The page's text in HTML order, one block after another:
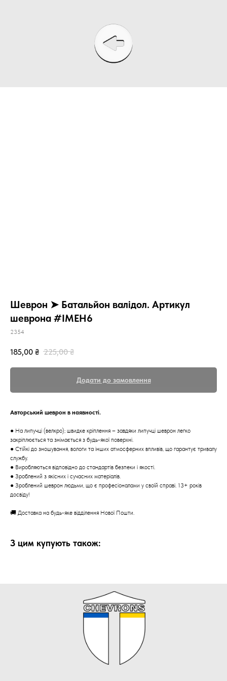
Шеврон ➤ Батальйон валідол. Артикул
шеврона #ІМЕН6
2354
185,00 ₴ 225,00 ₴
Додати до замовлення
Авторський шеврон в наявності.
● На липучці (велкро); швидке кріплення – завдяки липучці шеврон легко
закріплюється та знімається з будь-якої поверхні.
● Стійкі до зношування, вологи та інших атмосферних впливів, що гарантує тривалу
службу.
● Виробляються відповідно до стандартів безпеки і якості.
● Зроблений з якісних і сучасних матеріалів.
● Зроблений шеврон людьми, що є професіоналами у своїй справі. 13+ років
досвіду!
🚚 Доставка на будь-яке відділення Нової Пошти.
З цим купують також: